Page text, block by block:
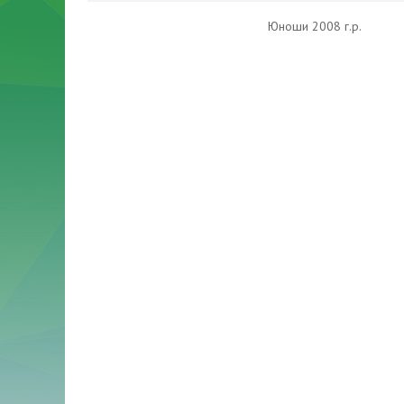
Юноши 2008 г.р.